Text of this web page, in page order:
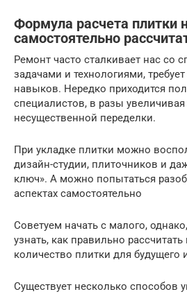
Формула расчета плитки
самостоятельно
Ремонт часто сталкивает нас со
задачами и технологиями,
навыков. Нередко приходится
специалистов, в разы
несущественной переделки.
При укладке плитки можно
дизайн-студии, плиточников и
ключ». А можно попытаться
аспектах самостоятельно
Советуем начать с малого,
узнать, как правильно
количество плитки для будущего
Существует несколько способов